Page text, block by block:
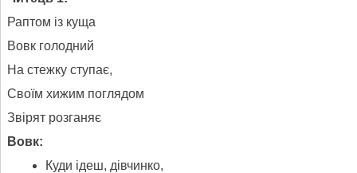
Раптом із куща
Вовк голодний
На стежку ступає,
Своїм хижим поглядом
Звірят розганяє
Вовк:
Куди ідеш, дівчинко,